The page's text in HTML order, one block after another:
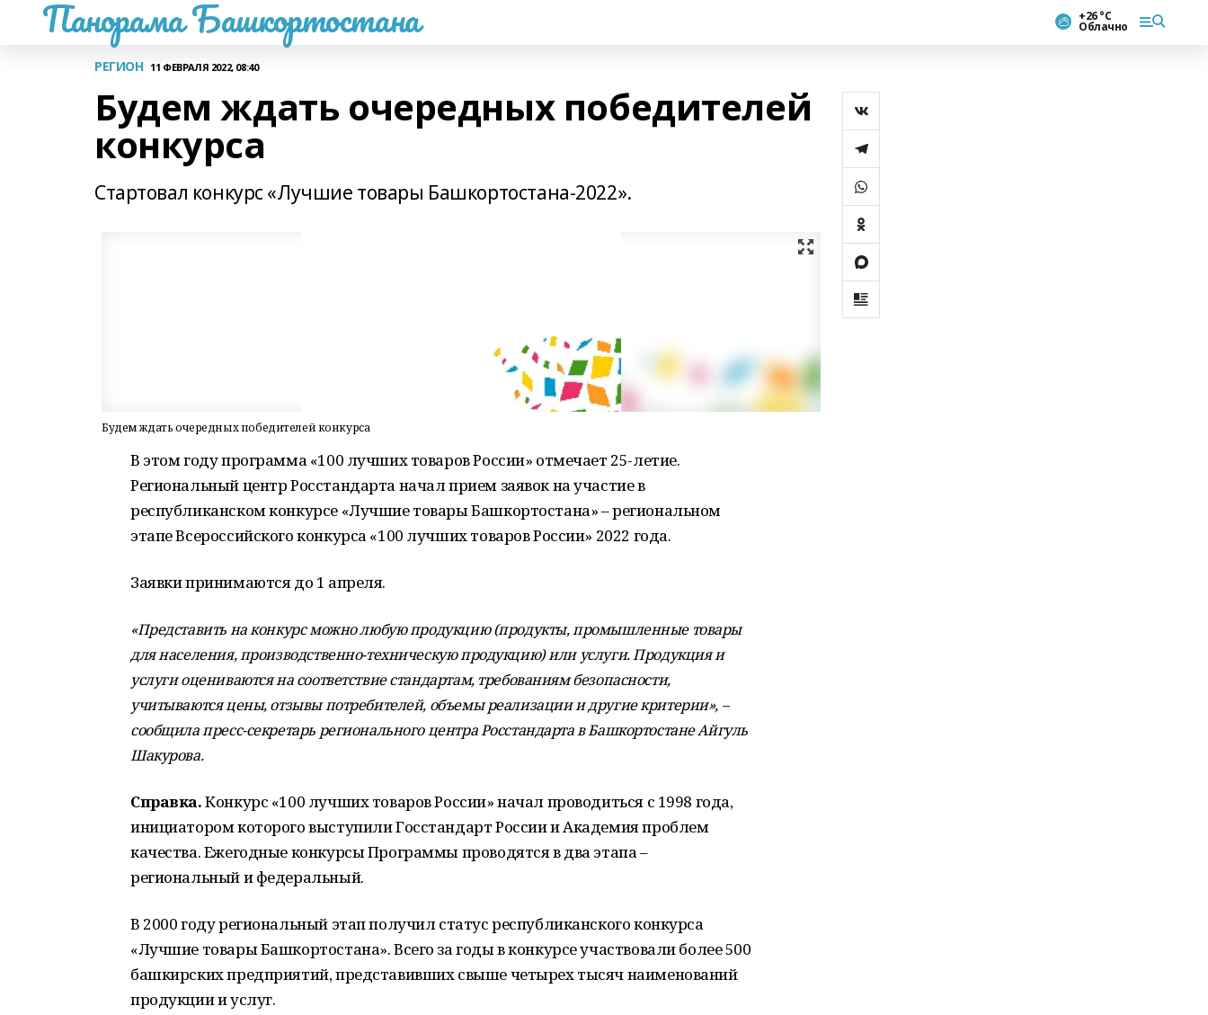
Панорама Башкортостана +26 °С
Облачно
РЕГИОН 11 ФЕВРАЛЯ 2022, 08:40
Будем ждать очередных победителей
конкурса
Стартовал конкурс «Лучшие товары Башкортостана-2022».
Будем ждать очередных победителей конкурса
В этом году программа «100 лучших товаров России» отмечает 25-летие.
Региональный центр Росстандарта начал прием заявок на участие в
республиканском конкурсе «Лучшие товары Башкортостана» – региональном
этапе Всероссийского конкурса «100 лучших товаров России» 2022 года.
Заявки принимаются до 1 апреля.
«Представить на конкурс можно любую продукцию (продукты, промышленные товары
для населения, производственно-техническую продукцию) или услуги. Продукция и
услуги оцениваются на соответствие стандартам, требованиям безопасности,
учитываются цены, отзывы потребителей, объемы реализации и другие критерии», –
сообщила пресс-секретарь регионального центра Росстандарта в Башкортостане Айгуль
Шакурова.
Справка.Конкурс «100 лучших товаров России» начал проводиться с 1998 года,
инициатором которого выступили Госстандарт России и Академия проблем
качества. Ежегодные конкурсы Программы проводятся в два этапа –
региональный и федеральный.
В 2000 году региональный этап получил статус республиканского конкурса
«Лучшие товары Башкортостана». Всего за годы в конкурсе участвовали более 500
башкирских предприятий, представивших свыше четырех тысяч наименований
продукции и услуг.